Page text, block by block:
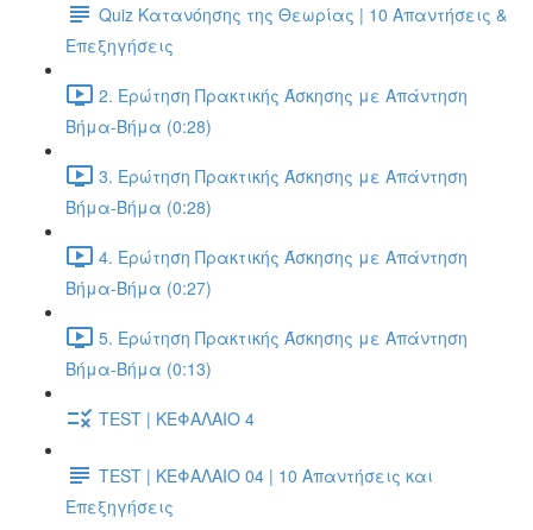
Quiz Κατανόησης της Θεωρίας | 10 Απαντήσεις &
Επεξηγήσεις
2. Ερώτηση Πρακτικής Άσκησης με Απάντηση
Βήμα-Βήμα (0:28)
3. Ερώτηση Πρακτικής Άσκησης με Απάντηση
Βήμα-Βήμα (0:28)
4. Ερώτηση Πρακτικής Άσκησης με Απάντηση
Βήμα-Βήμα (0:27)
5. Ερώτηση Πρακτικής Άσκησης με Απάντηση
Βήμα-Βήμα (0:13)
TEST | ΚΕΦΑΛΑΙΟ 4
TEST | ΚΕΦΑΛΑΙΟ 04 | 10 Απαντήσεις και
Επεξηγήσεις